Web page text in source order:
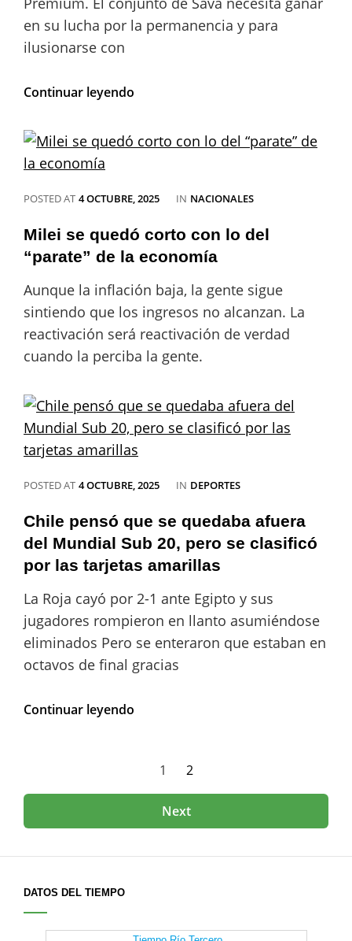
cómo
ver
en su lucha por la permanencia y para
ilusionarse con
Continuar leyendo
La
Plata,
Torneo
2025:
minuto
minuto,
en
directo
POSTED AT 4 OCTUBRE, 2025 IN CATEGORIES
NACIONALES
Milei se quedó corto con lo del
“parate” de la economía
Aunque la inflación baja, la gente sigue
sintiendo que los ingresos no alcanzan. La
reactivación será reactivación de verdad
cuando la perciba la gente.
POSTED AT 4 OCTUBRE, 2025 IN CATEGORIES
DEPORTES
Chile pensó que se quedaba afuera
del Mundial Sub 20, pero se clasificó
por las tarjetas amarillas
La Roja cayó por 2-1 ante Egipto y sus
jugadores rompieron en llanto asumiéndose
eliminados Pero se enteraron que estaban en
octavos de final gracias
Continuar leyendo
quedaba
Mundial
20,
las
de
entradas
Page
1 Page
2
Next
DATOS DEL TIEMPO